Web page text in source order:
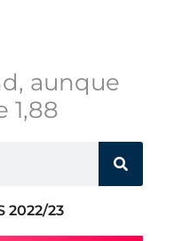
aunque
1,88
2022/23